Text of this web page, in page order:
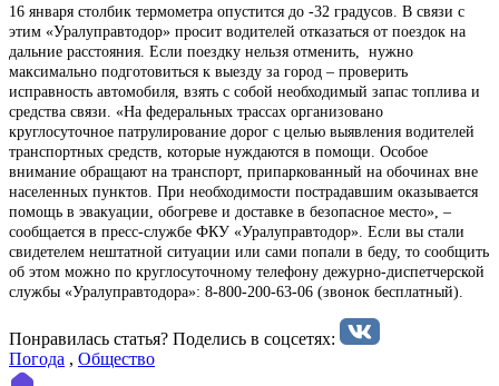
16 января столбик термометра опустится до -32 градусов. В связи с
этим «Уралуправтодор» просит водителей отказаться от поездок на
дальние расстояния. Если поездку нельзя отменить, нужно
максимально подготовиться к выезду за город – проверить
исправность автомобиля, взять с собой необходимый запас топлива и
средства связи. «На федеральных трассах организовано
круглосуточное патрулирование дорог с целью выявления водителей
транспортных средств, которые нуждаются в помощи. Особое
внимание обращают на транспорт, припаркованный на обочинах вне
населенных пунктов. При необходимости пострадавшим оказывается
помощь в эвакуации, обогреве и доставке в безопасное место», –
сообщается в пресс-службе ФКУ «Уралуправтодор». Если вы стали
свидетелем нештатной ситуации или сами попали в беду, то сообщить
об этом можно по круглосуточному телефону дежурно-диспетчерской
службы «Уралуправтодора»: 8-800-200-63-06 (звонок бесплатный).
Понравилась статья? Поделиcь в соцсетях:
Погода , Общество